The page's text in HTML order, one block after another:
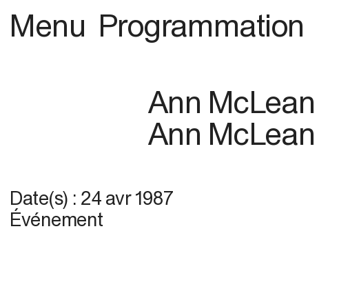
Menu Programmation
Ann McLean
Ann McLean
Date(s) : 24 avr 1987
Événement